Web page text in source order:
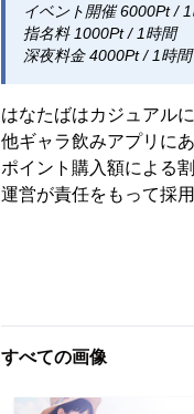
イベント開催 6000Pt /
指名料 1000Pt / 1時間
深夜料金 4000Pt / 1時間
はなたばはカジュアル
他ギャラ飲みアプリに
ポイント購入額による
運営が責任をもって採
すべての画像